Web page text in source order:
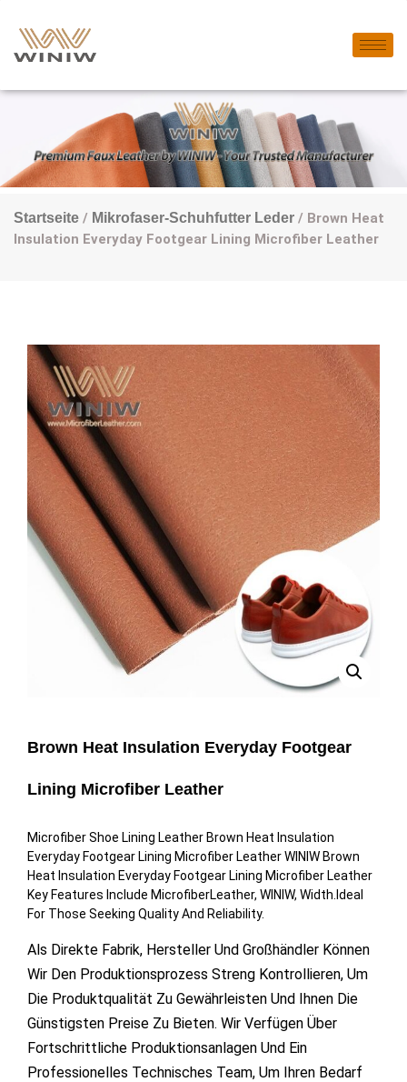
Startseite / Mikrofaser-Schuhfutter Leder / Brown Heat
Insulation Everyday Footgear Lining Microfiber Leather
Brown Heat Insulation Everyday Footgear
Lining Microfiber Leather
Microfiber Shoe Lining Leather Brown Heat Insulation
Everyday Footgear Lining Microfiber Leather WINIW Brown
Heat Insulation Everyday Footgear Lining Microfiber Leather
Key Features Include MicrofiberLeather, WINIW, Width.Ideal
For Those Seeking Quality And Reliability.
Als Direkte Fabrik, Hersteller Und Großhändler Können
Wir Den Produktionsprozess Streng Kontrollieren, Um
Die Produktqualität Zu Gewährleisten Und Ihnen Die
Günstigsten Preise Zu Bieten. Wir Verfügen Über
Fortschrittliche Produktionsanlagen Und Ein
Professionelles Technisches Team, Um Ihren Bedarf